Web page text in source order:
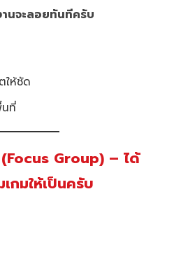
านจะลอยทันทีครับ
ให้ชัด
นที่
Group) – ได้
มให้เป็นครับ